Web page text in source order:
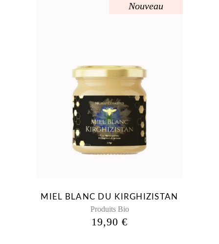
Sold
Nouveau
MIEL BLANC DU KIRGHIZISTAN
Produits Bio
19,90€